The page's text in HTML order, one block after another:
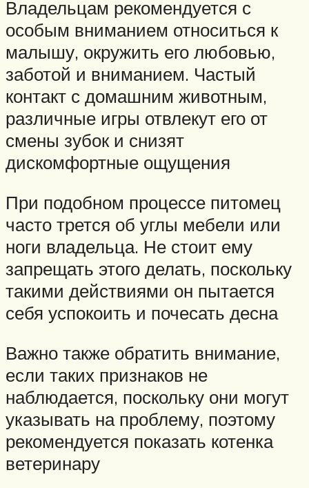
Владельцам рекомендуется с
особым вниманием относиться к
малышу, окружить его любовью,
заботой и вниманием. Частый
контакт с домашним животным,
различные игры отвлекут его от
смены зубок и снизят
дискомфортные ощущения
При подобном процессе питомец
часто трется об углы мебели или
ноги владельца. Не стоит ему
запрещать этого делать, поскольку
такими действиями он пытается
себя успокоить и почесать десна
Важно также обратить внимание,
если таких признаков не
наблюдается, поскольку они могут
указывать на проблему, поэтому
рекомендуется показать котенка
ветеринару